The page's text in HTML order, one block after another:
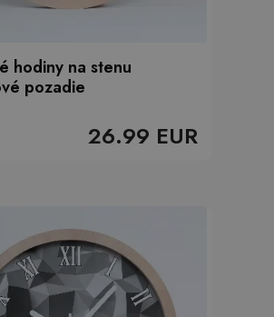
hodiny na stenu
pozadie
26.99 EUR